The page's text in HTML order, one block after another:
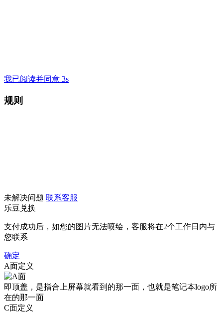
我已阅读并同意 3s
规则
未解决问题 联系客服
乐豆兑换
支付成功后，如您的图片无法喷绘，客服将在2个工作日内与
您联系
确定
A面定义
即顶盖，是指合上屏幕就看到的那一面，也就是笔记本logo所
在的那一面
C面定义